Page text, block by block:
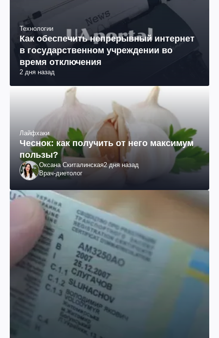
Технологии
Как обеспечить непрерывный интернет
в государственном учреждении во
время отключения
2 дня назад
Лайфхаки
Чеснок: как получить от него максимум
пользы?
Оксана Скиталинская2 дня назад
Врач-диетолог